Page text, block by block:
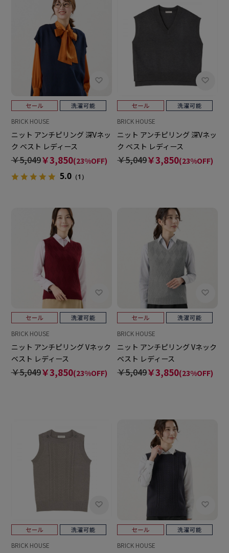
BRICK HOUSE
ニット アンチピリング 深Vネッ
ク ベスト レディース
￥5,049￥3,850(23%OFF)
5.0（1）
BRICK HOUSE
ニット アンチピリング 深Vネッ
ク ベスト レディース
￥5,049￥3,850(23%OFF)
BRICK HOUSE
ニット アンチピリング Vネック
ベスト レディース
￥5,049￥3,850(23%OFF)
BRICK HOUSE
ニット アンチピリング Vネック
ベスト レディース
￥5,049￥3,850(23%OFF)
BRICK HOUSE BRICK HOUSE